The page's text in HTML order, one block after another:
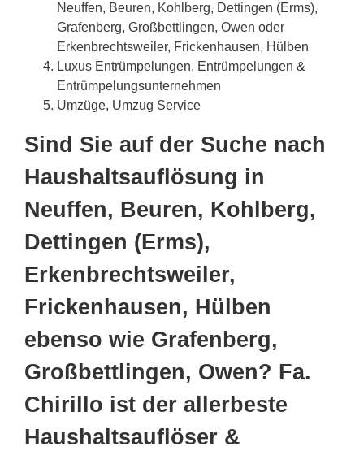
Neuffen, Beuren, Kohlberg, Dettingen (Erms),
Grafenberg, Großbettlingen, Owen oder
Erkenbrechtsweiler, Frickenhausen, Hülben
Luxus Entrümpelungen, Entrümpelungen &
Entrümpelungsunternehmen
Umzüge, Umzug Service
Sind Sie auf der Suche nach
Haushaltsauflösung in
Neuffen, Beuren, Kohlberg,
Dettingen (Erms),
Erkenbrechtsweiler,
Frickenhausen, Hülben
ebenso wie Grafenberg,
Großbettlingen, Owen? Fa.
Chirillo ist der allerbeste
Haushaltsauflöser &